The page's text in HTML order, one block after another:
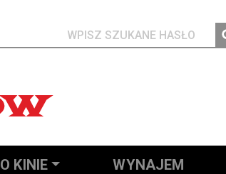
O KINIE WYNAJEM